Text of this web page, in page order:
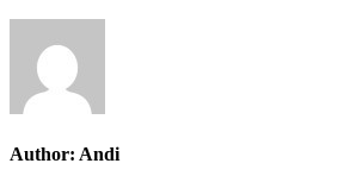
Author: Andi